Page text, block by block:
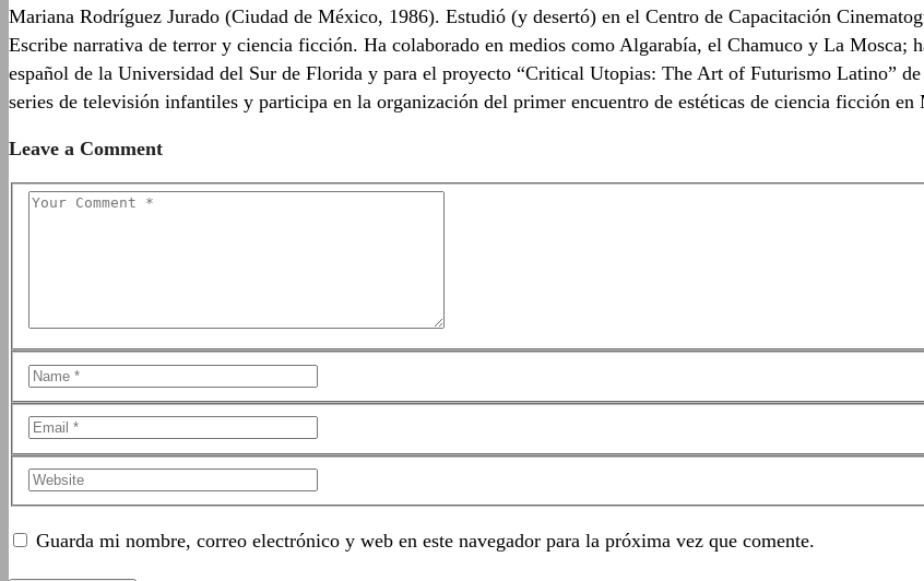
Mariana Rodríguez Jurado (Ciudad de México, 1986). Estudió (y desertó) en el Centro de Capacitación
Escribe narrativa de terror y ciencia ficción. Ha colaborado en medios como Algarabía, el Chamuco y La Mosca;
español de la Universidad del Sur de Florida y para el proyecto “Critical Utopias: The Art of Futurismo Latino”
series de televisión infantiles y participa en la organización del primer encuentro de estéticas de ciencia ficción
Leave a Comment
Guarda mi nombre, correo electrónico y web en este navegador para la próxima vez que comente.